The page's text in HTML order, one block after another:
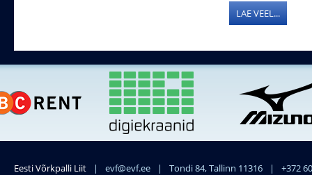
LAE VEEL...
Eesti Võrkpalli Liit | evf@evf.ee | Tondi 84, Tallinn 11316 | +372